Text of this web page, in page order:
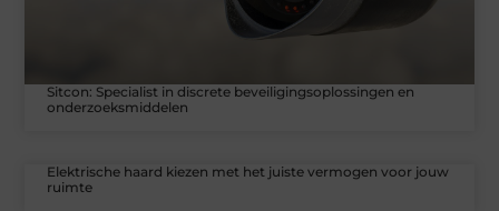
Sitcon: Specialist in discrete beveiligingsoplossingen en
onderzoeksmiddelen
Elektrische haard kiezen met het juiste vermogen voor jouw
ruimte